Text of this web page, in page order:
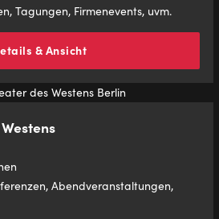
Tagungen, Firmenevents, uvm.
& Ansicht
Abendveranstaltungen,